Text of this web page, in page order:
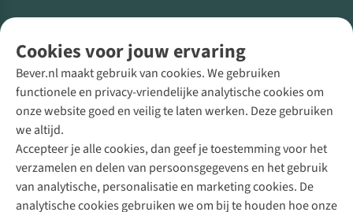
Cookies voor jouw ervaring
Bever.nl maakt gebruik van cookies. We gebruiken
functionele en privacy-vriendelijke analytische cookies om
onze website goed en veilig te laten werken. Deze gebruiken
we altijd.
Accepteer je alle cookies, dan geef je toestemming voor het
verzamelen en delen van persoonsgegevens en het gebruik
van analytische, personalisatie en marketing cookies. De
analytische cookies gebruiken we om bij te houden hoe onze
Direct advies van een Buitenexpert
+31 (0)85 888 50 88
+31 6 12 28 49 80
Contactformulier